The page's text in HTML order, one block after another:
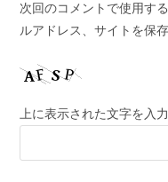
次回のコメントで使用す
ルアドレス、サイトを保存
上に表示された文字を入